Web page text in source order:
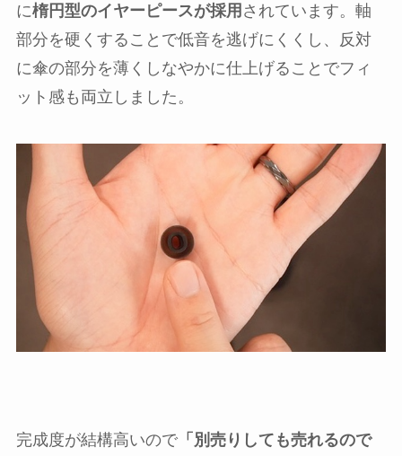
に楕円型のイヤーピースが採用 されています。軸
部分を硬くすることで低音を逃げにくくし、反対
に傘の部分を薄くしなやかに仕上げることでフィ
ット感も両立しました。
完成度が結構高いので「別売りしても売れるので